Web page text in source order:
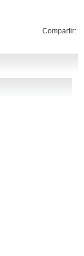
Compartir: